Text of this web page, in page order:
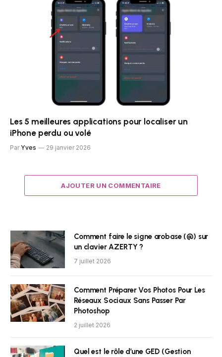
Les 5 meilleures applications pour localiser un
iPhone perdu ou volé
Par Yves 29 janvier 2026
AJOUTER UN COMMENTAIRE
Comment faire le signe arobase (@) sur
un clavier AZERTY ?
7 juillet 2026
Comment Préparer Vos Photos Pour Les
Réseaux Sociaux Sans Passer Par
Photoshop
2 juillet 2026
Quel est le rôle d’une GED (Gestion